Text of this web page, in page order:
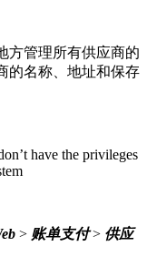
方管理所有供应商的
的名称、地址和保存
> 账单支付> 供应